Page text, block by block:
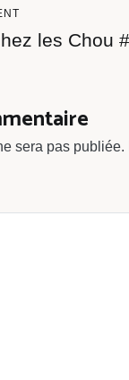
les Chou
sera pas publiée.